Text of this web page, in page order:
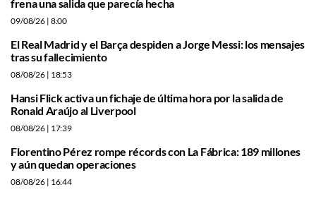
frena una salida que parecía hecha
09/08/26 | 8:00
El Real Madrid y el Barça despiden a Jorge Messi: los mensajes
tras su fallecimiento
08/08/26 | 18:53
Hansi Flick activa un fichaje de última hora por la salida de
Ronald Araújo al Liverpool
08/08/26 | 17:39
Florentino Pérez rompe récords con La Fábrica: 189 millones
y aún quedan operaciones
08/08/26 | 16:44